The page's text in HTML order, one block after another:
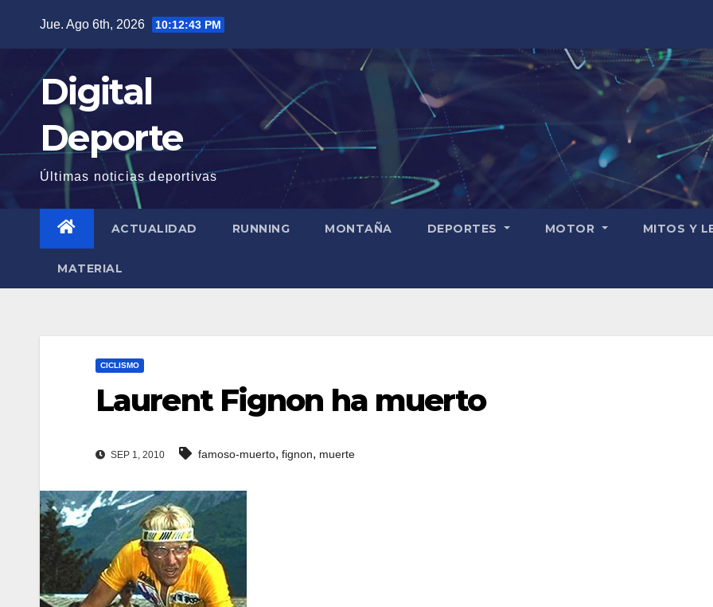
contenido
Jue. Ago 6th, 2026 10:12:44 PM
Digital
Deporte
Últimas noticias deportivas
ACTUALIDAD RUNNING MONTAÑA DEPORTES MOTOR MITOS Y
MATERIAL
CICLISMO
Laurent Fignon ha muerto
SEP 1, 2010 famoso-muerto, fignon, muerte